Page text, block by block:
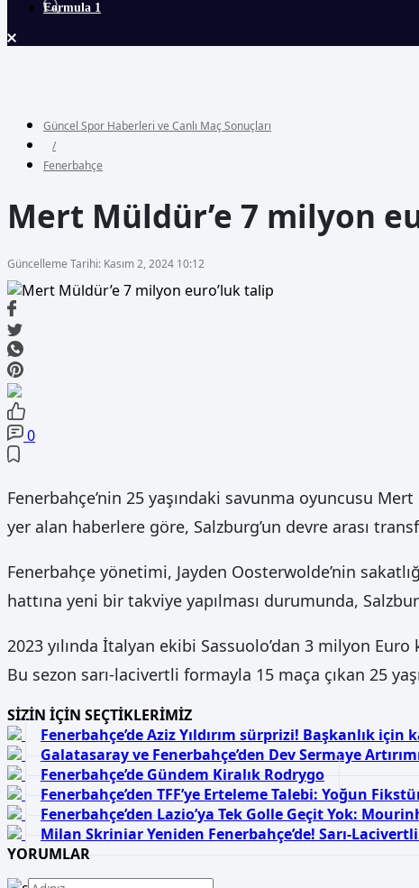
Formula 1
Güncel Spor Haberleri ve Canlı Maç Sonuçları
/
Fenerbahçe
Mert Müldür’e 7 milyon
Güncelleme Tarihi: Kasım 2, 2024 10:12
0
Fenerbahçe’nin 25 yaşındaki savunma oyuncusu
yer alan haberlere göre, Salzburg’un devre arası
Fenerbahçe yönetimi, Jayden Oosterwolde’nin
hattına yeni bir takviye yapılması durumunda,
2023 yılında İtalyan ekibi Sassuolo’dan 3 milyon
Bu sezon sarı-lacivertli formayla 15 maça çıkan 25
SİZİN İÇİN SEÇTİKLERİMİZ
Fenerbahçe’de Aziz Yıldırım sürprizi! Başkanlık
Galatasaray ve Fenerbahçe’den Dev Sermaye
Fenerbahçe’de Gündem Kiralık Rodrygo
Fenerbahçe’den TFF’ye Erteleme Talebi: Yoğun
Fenerbahçe’den Lazio’ya Tek Golle Geçit Yok:
Milan Skriniar Yeniden Fenerbahçe’de! Sarı-
YORUMLAR